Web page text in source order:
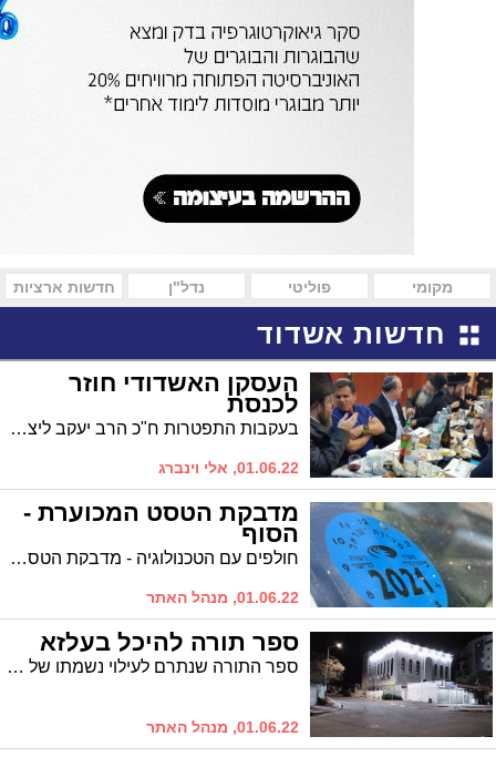
מקומי פוליטי נדל"ן חדשות ארציות
חדשות אשדוד
העסקן האשדודי חוזר
לכנסת
בעקבות התפטרות ח"כ הרב יעקב ליצמן מהכנסת, הח"כ הנכנס, עסקן הציבור מאשדוד, הרב יעקב טסלר, נפרד ממנו בחמימות ומשרטט קווים ראשונים לשליחותו
01.06.22, אלי וינברג
מדבקת הטסט המכוערת -
הסוף
חולפים עם הטכנולוגיה - מדבקת הטסט השנתי ההיסטורית שמודבקת על השמשה הקדמית, לא תונפק החל מ-2023. הסיבה: המידע על כלי הרכב זמין ממילא בכל ניידת משטרה
01.06.22, מנהל האתר
ספר תורה להיכל בעלזא
ספר התורה שנתרם לעילוי נשמתו של הרב אברהם שרגא מינסקי זצ"ל הוכנס ברוב פאר והדר להיכל בית המדרש הבעלזאי, שכבר הפך לתל תלפיות
01.06.22, מנהל האתר